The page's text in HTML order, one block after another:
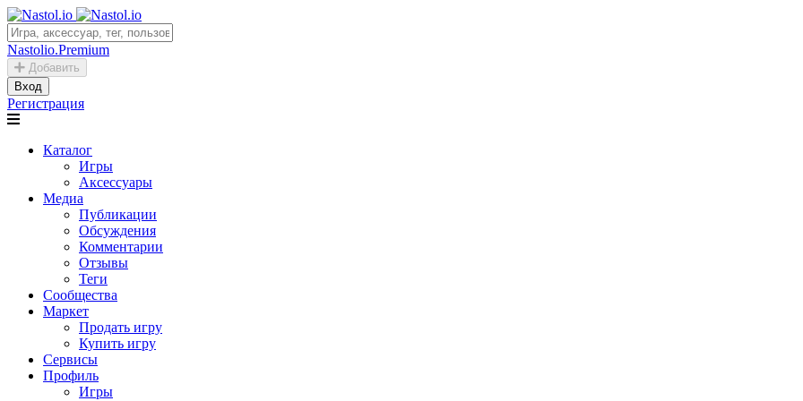
Nastolio.Premium
Добавить
Вход
Регистрация
Каталог
Игры
Аксессуары
Медиа
Публикации
Обсуждения
Комментарии
Отзывы
Теги
Сообщества
Маркет
Продать игру
Купить игру
Сервисы
Профиль
Игры